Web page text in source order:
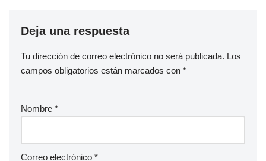
Deja una respuesta
Tu dirección de correo electrónico no será publicada. Los
campos obligatorios están marcados con *
Nombre *
Correo electrónico *